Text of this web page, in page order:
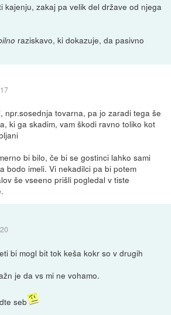
kajenju, zakaj pa velik del države od njega
raziskavo, ki dokazuje, da pasivno
npr.sosednja tovarna, pa jo zaradi tega še
ki ga skadim, vam škodi ravno toliko kot
bi bilo, če bi se gostinci lahko sami
bodo imeli. Vi nekadilci pa bi potem
še vseeno prišli pogledal v tiste
bi mogl bit tok keša kokr so v drugih
je da vs mi ne vohamo.
seb